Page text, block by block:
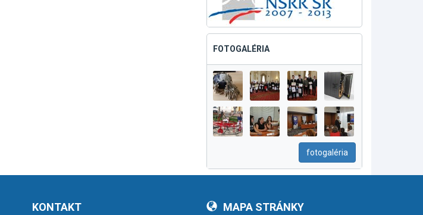
FOTOGALÉRIA
fotogaléria
KONTAKT MAPA STRÁNKY